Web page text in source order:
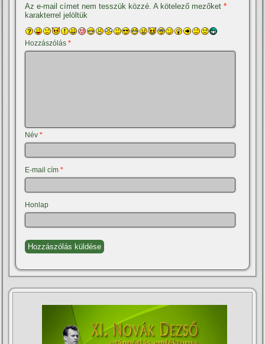
Az e-mail címet nem tesszük közzé. A kötelező mezőket*
karakterrel jelöltük
Hozzászólás*
Név*
E-mail cím*
Honlap